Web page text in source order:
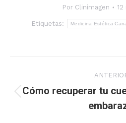
Por Clinimagen 12
Etiquetas: Medicina Estética
entre
publicaciones
Cómo recuperar tu